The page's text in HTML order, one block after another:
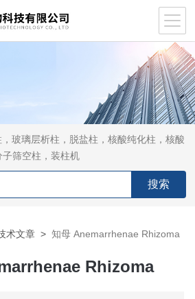
玻璃层析柱，脱盐柱，核酸纯化柱，核酸
筛空柱，装柱机
术文章 >知母 Anemarrhenae Rhizoma
Rhizoma